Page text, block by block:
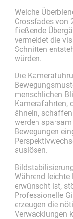
Weiche
Crossfades von
fließende
vermeidet die
Schnitten
würden.
Die
menschlichen
Kamerafahrten,
ähneln,
werden
Bewegungen
auslösen.
Während
erwünscht ist,
Professionelle
erzeugen die
Verwacklungen